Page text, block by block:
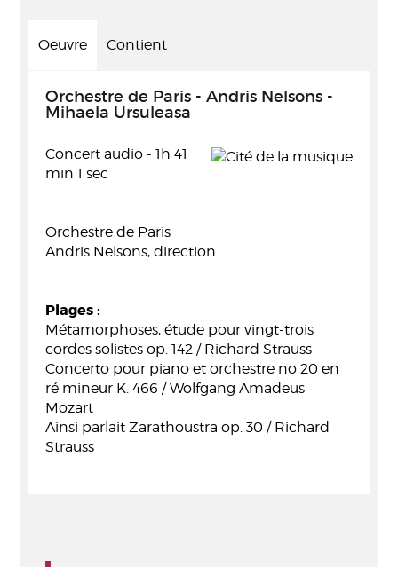
Oeuvre Contient
Orchestre de Paris - Andris Nelsons -
Mihaela Ursuleasa
Concert audio - 1h 41
min 1 sec
Orchestre de Paris
Andris Nelsons, direction
Plages :
Métamorphoses, étude pour vingt-trois
cordes solistes op. 142 / Richard Strauss
Concerto pour piano et orchestre no 20 en
ré mineur K. 466 / Wolfgang Amadeus
Mozart
Ainsi parlait Zarathoustra op. 30 / Richard
Strauss